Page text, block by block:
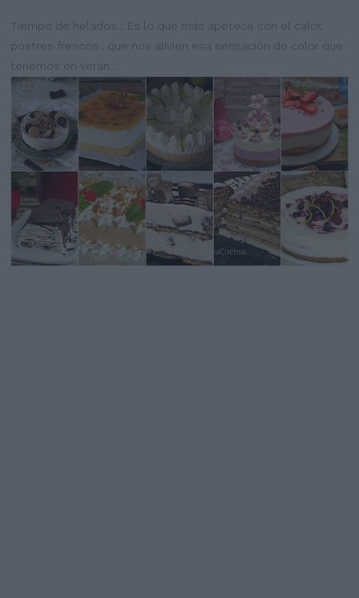
Tiempo de helados... Es lo que más apetece con el calor,
postres frescos , que nos alivien esa sensación de color que
tenemos en veran...